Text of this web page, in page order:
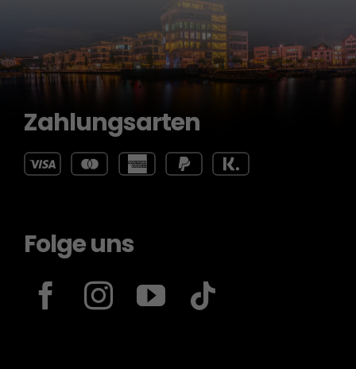
Zahlungsarten
Folge uns